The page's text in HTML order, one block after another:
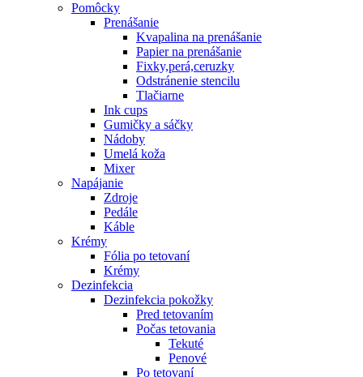
Pomôcky
Prenášanie
Kvapalina na prenášanie
Papier na prenášanie
Fixky,perá,ceruzky
Odstránenie stencilu
Tlačiarne
Ink cups
Gumičky a sáčky
Nádoby
Umelá koža
Mixer
Napájanie
Zdroje
Pedále
Káble
Krémy
Fólia po tetovaní
Krémy
Dezinfekcia
Dezinfekcia pokožky
Pred tetovaním
Počas tetovania
Tekuté
Penové
Po tetovaní